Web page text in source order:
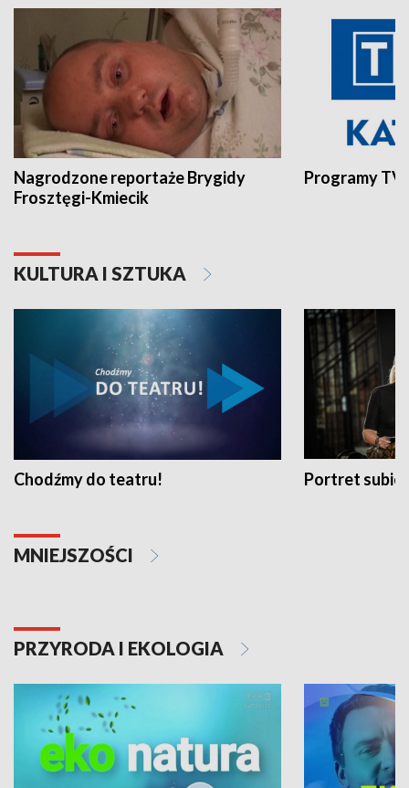
Nagrodzone reportaże Brygidy
Frosztęgi-Kmiecik
Programy
KULTURA I SZTUKA
Chodźmy do teatru! Portret
MNIEJSZOŚCI
PRZYRODA I EKOLOGIA